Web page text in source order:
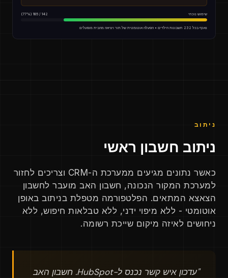
שימוש נוכחי 142 / 185 (77%)
נאכף בכל 232 חשבונות הילדים • הפעלה אוטומטית של תור ויציאה מהבית מופעלים
ניתוב
ניתוב חשבון ראשי
כאשר נתונים מגיעים ממערכת ה-CRM וצריכים לחזור
למערכת המקור הנכונה, חשבון האב מועבר לחשבון
הצאצא המתאים. הפלטפורמה מטפלת בניתוב באופן
אוטומטי - ללא מיפוי ידני, ללא טבלאות חיפוש, ללא
ניחושים לאיזה מיקום שייכת רשומה.
"עדכון איש קשר נכנס ל-HubSpot. חשבון האב